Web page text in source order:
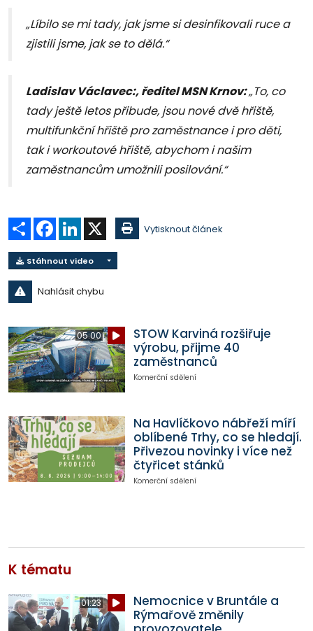
„Líbilo se mi tady, jak jsme si desinfikovali ruce a
zjistili jsme, jak se to dělá.“
Ladislav Václavec:, ředitel MSN Krnov:„To, co
tady ještě letos přibude, jsou nové dvě hřiště,
multifunkční hřiště pro zaměstnance i pro děti,
tak i workoutové hřiště, abychom i našim
zaměstnancům umožnili posilování.“
Sdílet Facebook
LinkedIn Vytisknout článek
Stáhnout video
Nahlásit chybu
05:00
STOW Karviná rozšiřuje
výrobu, přijme 40
zaměstnanců
Komerční sdělení
Na Havlíčkovo nábřeží míří
oblíbené Trhy, co se hledají.
Přivezou novinky i více než
čtyřicet stánků
Komerční sdělení
K tématu
01:23
Nemocnice v Bruntále a
Rýmařově změnily